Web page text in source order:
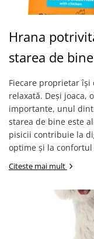
Hrana
starea de
Fiecare proprietar își
relaxată. Deși joaca,
importante, unul
starea de bine este
pisicii contribuie la
optime și la confortul
Citeste mai mult